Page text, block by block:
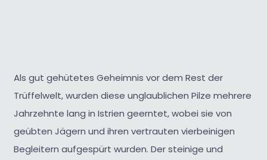
Als gut gehütetes Geheimnis vor dem Rest der
Trüffelwelt, wurden diese unglaublichen Pilze mehrere
Jahrzehnte lang in Istrien geerntet, wobei sie von
geübten Jägern und ihren vertrauten vierbeinigen
Begleitern aufgespürt wurden. Der steinige und